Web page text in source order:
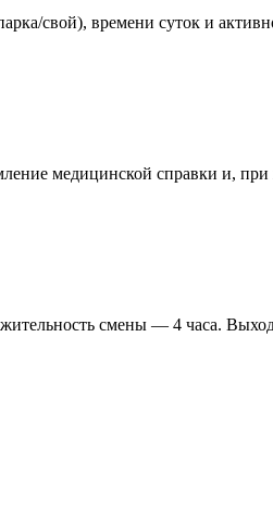
свой), времени суток и
медицинской справки и,
смены — 4 часа.